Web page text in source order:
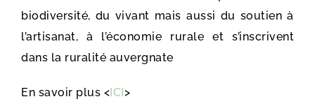
biodiversité, du vivant mais aussi du soutien à
l’artisanat, à l’économie rurale et s’inscrivent
dans la ruralité auvergnate
En savoir plus <ICI>